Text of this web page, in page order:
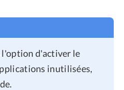
l'option d'activer le
inutilisées,